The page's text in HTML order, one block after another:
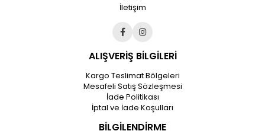
İletişim
ALIŞVERİŞ BİLGİLERİ
Kargo Teslimat Bölgeleri
Mesafeli Satış Sözleşmesi
İade Politikası
İptal ve İade Koşulları
BİLGİLENDİRME